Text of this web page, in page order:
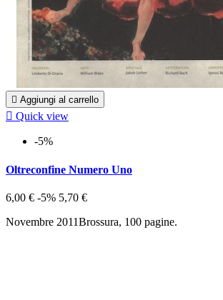
 Aggiungi al carrello
 Quick view
-5%
Oltreconfine Numero Uno
6,00 € -5% 5,70 €
Novembre 2011Brossura, 100 pagine.